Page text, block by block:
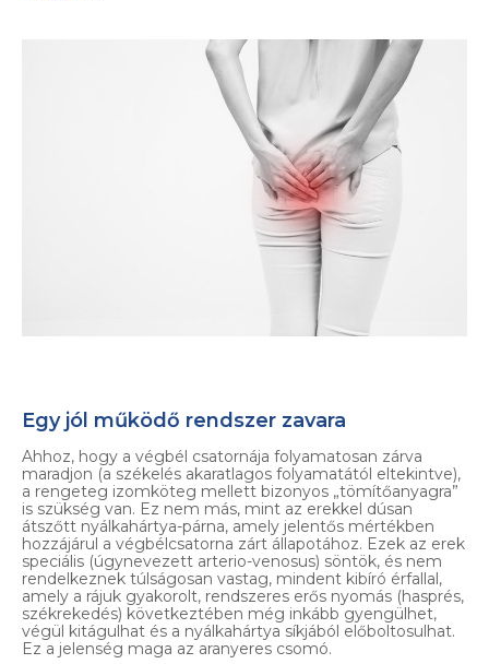
Egy jól működő rendszer zavara
Ahhoz, hogy a végbél csatornája folyamatosan zárva
maradjon (a székelés akaratlagos folyamatától eltekintve),
a rengeteg izomköteg mellett bizonyos „tömítőanyagra”
is szükség van. Ez nem más, mint az erekkel dúsan
átszőtt nyálkahártya-párna, amely jelentős mértékben
hozzájárul a végbélcsatorna zárt állapotához. Ezek az erek
speciális (úgynevezett arterio-venosus) söntök, és nem
rendelkeznek túlságosan vastag, mindent kibíró érfallal,
amely a rájuk gyakorolt, rendszeres erős nyomás (hasprés,
székrekedés) következtében még inkább gyengülhet,
végül kitágulhat és a nyálkahártya síkjából előboltosulhat.
Ez a jelenség maga az aranyeres csomó.